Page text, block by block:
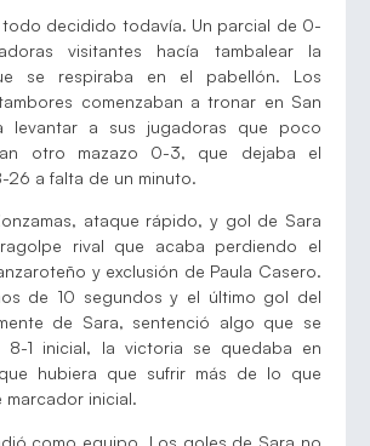
todo decidido todavía. Un parcial de 0-
visitantes hacía tambalear la
se respiraba en el pabellón. Los
comenzaban a tronar en San
levantar a sus jugadoras que poco
otro mazazo 0-3, que dejaba el
26 a falta de un minuto.
ataque rápido, y gol de Sara
rival que acaba perdiendo el
y exclusión de Paula Casero.
de 10 segundos y el último gol del
de Sara, sentenció algo que se
8-1 inicial, la victoria se quedaba en
hubiera que sufrir más de lo que
marcador inicial.
como equipo. Los goles de Sara no